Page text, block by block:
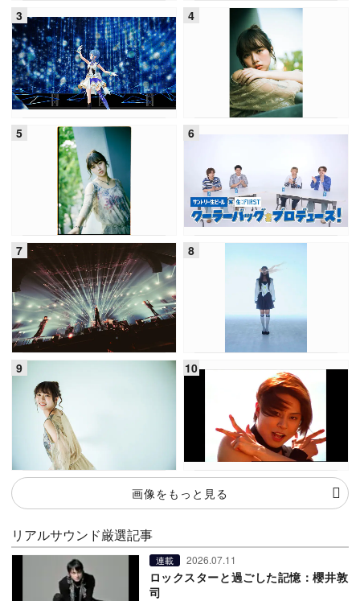
画像をもっと見る
リアルサウンド厳選記事
連載 2026.07.11
ロックスターと過ごした記憶：櫻井敦
司